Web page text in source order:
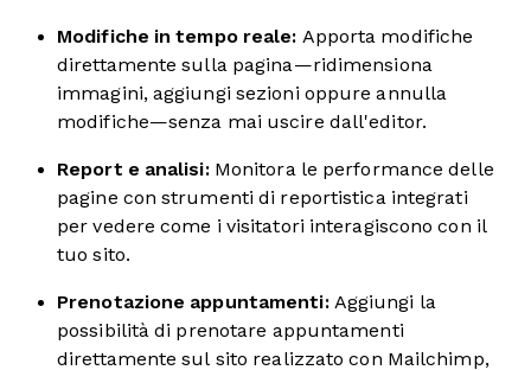
Modifiche in tempo reale: Apporta modifiche
direttamente sulla pagina—ridimensiona
immagini, aggiungi sezioni oppure annulla
modifiche—senza mai uscire dall'editor.
Report e analisi:Monitora le performance delle
pagine con strumenti di reportistica integrati
per vedere come i visitatori interagiscono con il
tuo sito.
Prenotazione appuntamenti:Aggiungi la
possibilità di prenotare appuntamenti
direttamente sul sito realizzato con Mailchimp,